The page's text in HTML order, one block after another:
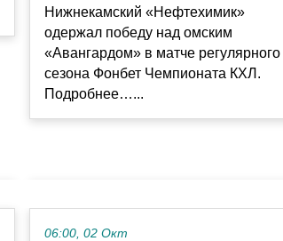
Нижнекамский «Нефтехимик»
одержал победу над омским
«Авангардом» в матче регулярного
сезона Фонбет Чемпионата КХЛ.
Подробнее…...
06:00, 02 Окт